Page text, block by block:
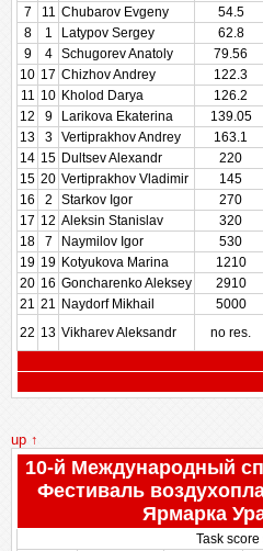
7
11 Chubarov Evgeny 54.5
8
1 Latypov Sergey 62.8
9
4 Schugorev Anatoly 79.56
10 17 Chizhov Andrey 122.3
11 10 Kholod Darya 126.2
12
9 Larikova Ekaterina 139.05
13
3 Vertiprakhov Andrey 163.1
14 15 Dultsev Alexandr 220
15 20 Vertiprakhov Vladimir 145
16
2 Starkov Igor 270
17 12 Aleksin Stanislav 320
18
7 Naymilov Igor 530
19 19 Kotyukova Marina 1210
20 16 Goncharenko Aleksey 2910
21 21 Naydorf Mikhail 5000
22 13 Vikharev Aleksandr no res.
up ↑
10-й Международный
Фестиваль
Ярмарка
Task score